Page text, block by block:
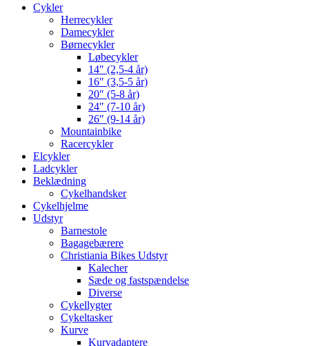
Cykler
Herrecykler
Damecykler
Børnecykler
Løbecykler
14″ (2,5-4 år)
16″ (3,5-5 år)
20″ (5-8 år)
24″ (7-10 år)
26″ (9-14 år)
Mountainbike
Racercykler
Elcykler
Ladcykler
Beklædning
Cykelhandsker
Cykelhjelme
Udstyr
Barnestole
Bagagebærere
Christiania Bikes Udstyr
Kalecher
Sæde og fastspændelse
Diverse
Cykellygter
Cykeltasker
Kurve
Kurvadaptere